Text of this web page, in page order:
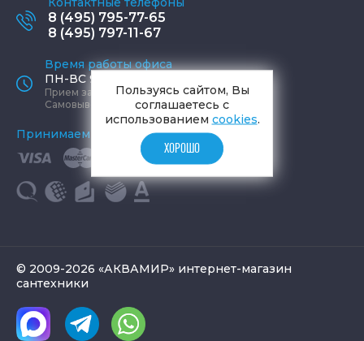
8 (495) 795-77-65
8 (495) 797-11-67
Время работы офиса
ПН-ВС 9:00 - 19:00
Прием заказов круглосуточно
Самовывоз ПН-СБ 9-19, ВС 12-17
Принимаем к оплате
© 2009-2026 «АКВАМИР» интернет-магазин
сантехники
Пользуясь сайтом, Вы
соглашаетесь с
использованием cookies.
ХОРОШО